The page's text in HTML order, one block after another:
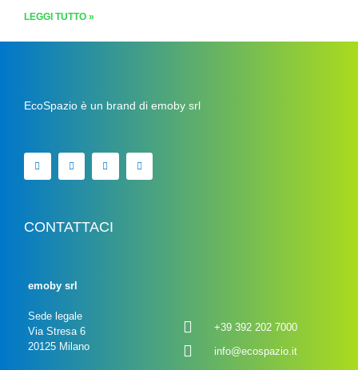
LEGGI TUTTO »
EcoSpazio è un brand di emoby srl
CONTATTACI
emoby srl
Sede legale
Via Stresa 6
20125 Milano
+39 392 202 7000
info@ecospazio.it